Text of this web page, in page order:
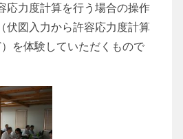
応力度計算を行う場合の操作
伏図入力から許容応力度計算
を体験していただくもので